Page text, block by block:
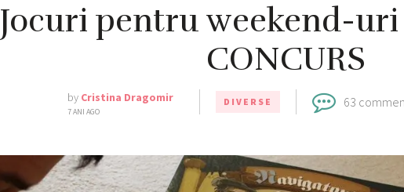
Jocuri pentru weekend-
CONCURS
by Cristina Dragomir
7 ANI AGO
DIVERSE 63